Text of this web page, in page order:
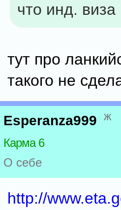
что инд. виза
тут про
такого не
Esperanza999 ж
Карма 6
О себе
http://